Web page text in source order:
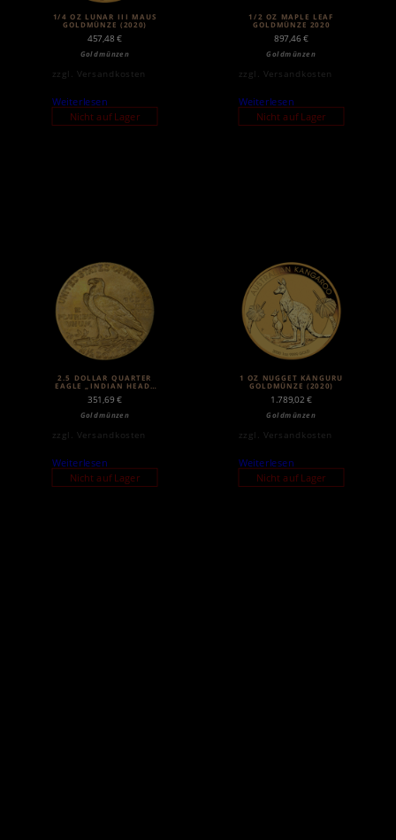
1/4 OZ LUNAR III MAUS
GOLDMÜNZE (2020)
457,48€
Goldmünzen
zzgl. Versandkosten
Weiterlesen
Nicht auf Lager
1/2 OZ MAPLE LEAF
GOLDMÜNZE 2020
897,46€
Goldmünzen
zzgl. Versandkosten
Weiterlesen
Nicht auf Lager
2.5 DOLLAR QUARTER
EAGLE „INDIAN HEAD“
| GOLD | 1908-1929
351,69€
Goldmünzen
zzgl. Versandkosten
Weiterlesen
Nicht auf Lager
1 OZ NUGGET KÄNGURU
GOLDMÜNZE (2020)
1.789,02€
Goldmünzen
zzgl. Versandkosten
Weiterlesen
Nicht auf Lager